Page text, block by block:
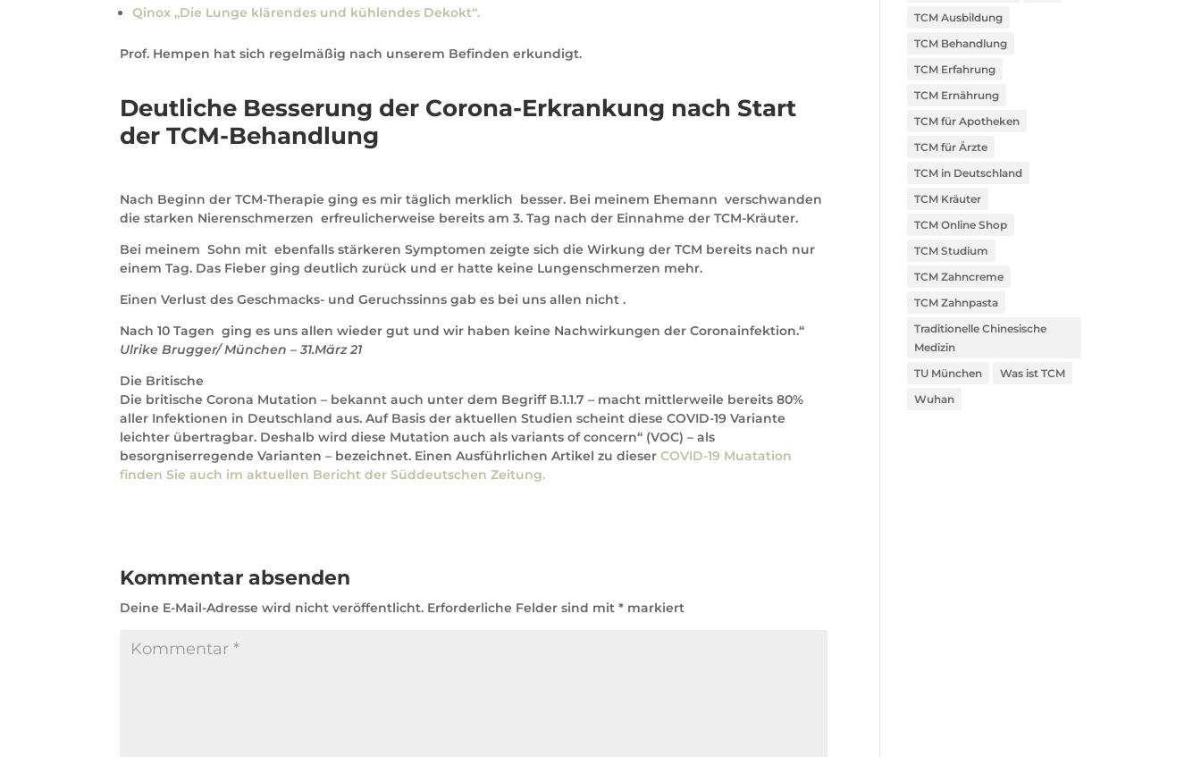
Qinox „Die Lunge klärendes und kühlendes Dekokt“.
Prof. Hempen hat sich regelmäßig nach unserem Befinden erkundigt.
Deutliche Besserung der Corona-Erkrankung nach Start
der TCM-Behandlung
Nach Beginn der TCM-Therapie ging es mir täglich merklich besser. Bei meinem Ehemann verschwanden
die starken Nierenschmerzen erfreulicherweise bereits am 3. Tag nach der Einnahme der TCM-Kräuter.
Bei meinem Sohn mit ebenfalls stärkeren Symptomen zeigte sich die Wirkung der TCM bereits nach nur
einem Tag. Das Fieber ging deutlich zurück und er hatte keine Lungenschmerzen mehr.
Einen Verlust des Geschmacks- und Geruchssinns gab es bei uns allen nicht .
Nach 10 Tagen ging es uns allen wieder gut und wir haben keine Nachwirkungen der Coronainfektion.“
Ulrike Brugger/ München – 31.März 21
Die Britische
Die britische Corona Mutation – bekannt auch unter dem Begriff B.1.1.7 – macht mittlerweile bereits 80%
aller Infektionen in Deutschland aus. Auf Basis der aktuellen Studien scheint diese COVID-19 Variante
leichter übertragbar. Deshalb wird diese Mutation auch als variants of concern“ (VOC) – als
besorgniserregende Varianten – bezeichnet. Einen Ausführlichen Artikel zu dieserCOVID-19 Muatation
finden Sie auch im aktuellen Bericht der Süddeutschen Zeitung.
Kommentar absenden
Deine E-Mail-Adresse wird nicht veröffentlicht. Erforderliche Felder sind mit* markiert
TCM Ausbildung
TCM Behandlung
TCM Erfahrung
TCM Ernährung
TCM für Apotheken
TCM für Ärzte
TCM in Deutschland
TCM Kräuter
TCM Online Shop
TCM Studium
TCM Zahncreme
TCM Zahnpasta
Traditionelle Chinesische
Medizin
TU München
Was ist TCM
Wuhan